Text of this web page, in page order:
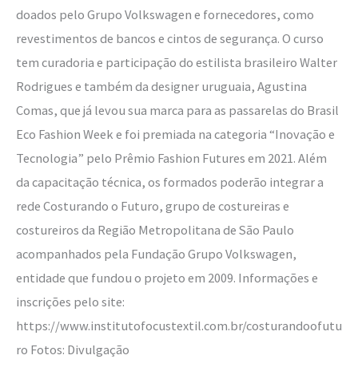
doados pelo Grupo Volkswagen e fornecedores, como
revestimentos de bancos e cintos de segurança. O curso
tem curadoria e participação do estilista brasileiro Walter
Rodrigues e também da designer uruguaia, Agustina
Comas, que já levou sua marca para as passarelas do Brasil
Eco Fashion Week e foi premiada na categoria “Inovação e
Tecnologia” pelo Prêmio Fashion Futures em 2021. Além
da capacitação técnica, os formados poderão integrar a
rede Costurando o Futuro, grupo de costureiras e
costureiros da Região Metropolitana de São Paulo
acompanhados pela Fundação Grupo Volkswagen,
entidade que fundou o projeto em 2009. Informações e
inscrições pelo site:
https://www.institutofocustextil.com.br/costurandoofutu
ro Fotos: Divulgação